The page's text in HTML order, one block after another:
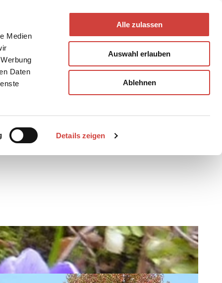
Medien
Daten
Details zeigen
Alle zulassen
Auswahl erlauben
Ablehnen